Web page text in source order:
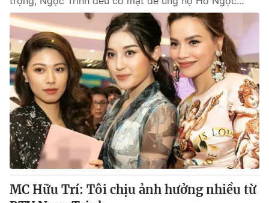
MC Hữu Trí: Tôi chịu ảnh hưởng nhiều từ